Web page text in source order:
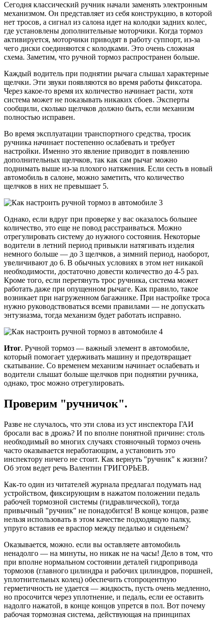
Сегодня классический ручник начали заменять электронным
механизмом. Он представляет из себя конструкцию, в которой
нет тросов, а сигнал из салона идет на колодки задних колес,
где установлены дополнительные моторчики. Когда тормоз
активируется, моторчики приводят в работу суппорт, из-за
чего диски соединяются с колодками. Это очень сложная
схема. Заметим, что ручной тормоз распространен больше.
Каждый водитель при поднятии рычага слышал характерные
щелчки. Эти звуки появляются во время работы фиксатора.
Через какое-то время их количество начинает расти, хотя
система может не показывать никаких сбоев. Эксперты
сообщили, сколько щелчков должно быть, если механизм
полностью исправен.
Во время эксплуатации транспортного средства, тросик
ручника начинает постепенно ослабевать и требует
настройки. Именно это явление приводит в появлению
дополнительных щелчков, так как сам рычаг можно
поднимать выше из-за плохого натяжения. Если сесть в новый
автомобиль в салоне, можно заметить, что количество
щелчков в них не превышает 5.
Однако, если вдруг при проверке у вас оказалось большее
количество, это еще не повод расстраиваться. Можно
отрегулировать систему до нужного состояния. Некоторые
водители в летний период привыкли натягивать изделия
немного больше — до 3 щелчков, а зимний период, наоборот,
увеличивают до 6. В обычных условиях в этом нет никакой
необходимости, достаточно довести количество до 4-5 раз.
Кроме того, если перетянуть трос ручника, система может
работать даже при опущенном рычаге. Как правило, такое
возникает при нагруженном багажнике. При настройке троса
нужно руководствоваться всеми правилами — не допускать
энтузиазма, тогда механизм будет работать исправно.
Итог. Ручной тормоз — важный элемент в автомобиле,
который помогает удерживать машину и предотвращает
скатывание. Со временем механизм начинает ослабевать и
водители слышат больше щелчков при поднятии ручника,
однако, трос можно отрегулировать.
Проверим "ручничок".
Разве не случалось, что эти слова из уст инспектора ГАИ
бросали вас в дрожь? И по вполне понятной причине: столь
необходимый во многих случаях стояночный тормоз очень
часто оказывается неработающим, а установить это
инспектору ничего не стоит. Как вернуть "ручник" к жизни?
Об этом ведет речь Валентин ГРИГОРЬЕВ.
Как-то один из читателей журнала предлагал подумать над
устройством, фиксирующим в нажатом положении педаль
рабочей тормозной системы (гидравлической), тогда
привычный "ручник" не понадобится! В конце концов, разве
нельзя использовать в этом качестве подходящую палку,
упруго вставив ее враспор между педалью и сиденьем?
Оказывается, можно. если вы оставляете автомобиль
ненадолго — на минуты, но никак не на часы! Дело в том, что
при вполне нормальном состоянии деталей гидропривода
тормозов (главного цилиндра и рабочих цилиндров, поршней,
уплотнительных колец) обеспечить стопроцентную
герметичность не удается — жидкость, пусть очень медленно,
но просочится через уплотнение, и педаль, если ее оставить
надолго нажатой, в конце концов упрется в пол. Вот почему
рабочая тормозная система, действующая на принципах